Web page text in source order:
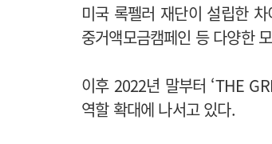
미국 록펠러 재단이 설립한
중거액모금캠페인 등 다양한
이후 2022년 말부터 ‘THE
역할 확대에 나서고 있다.